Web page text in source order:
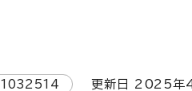
1032514 更新日 2025年